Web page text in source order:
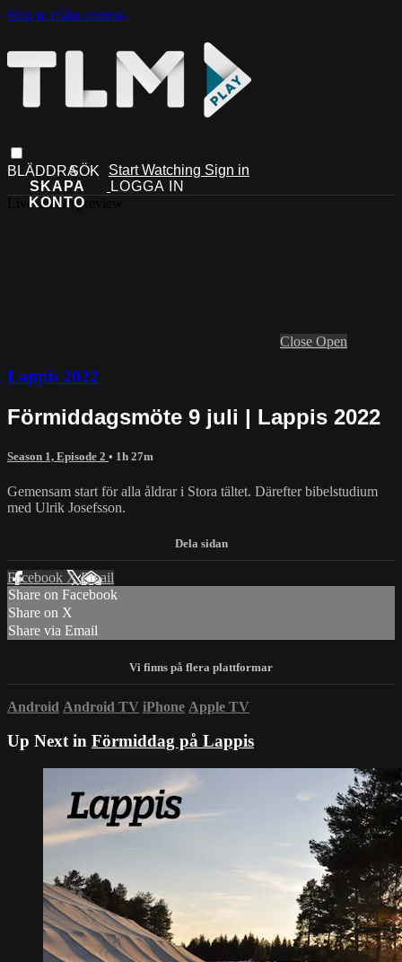
Skip to main content
Start Watching Sign in
Live stream preview
Close Open
Lappis 2022
Förmiddagsmöte 9 juli | Lappis 2022
Season 1, Episode 2 • 1h 27m
Gemensam start för alla åldrar i Stora tältet. Därefter bibelstudium
med Ulrik Josefsson.
Facebook XEmail
Share on Facebook
Share on X
Share via Email
Android Android TV iPhone Apple TV
Up Next in Förmiddag på Lappis